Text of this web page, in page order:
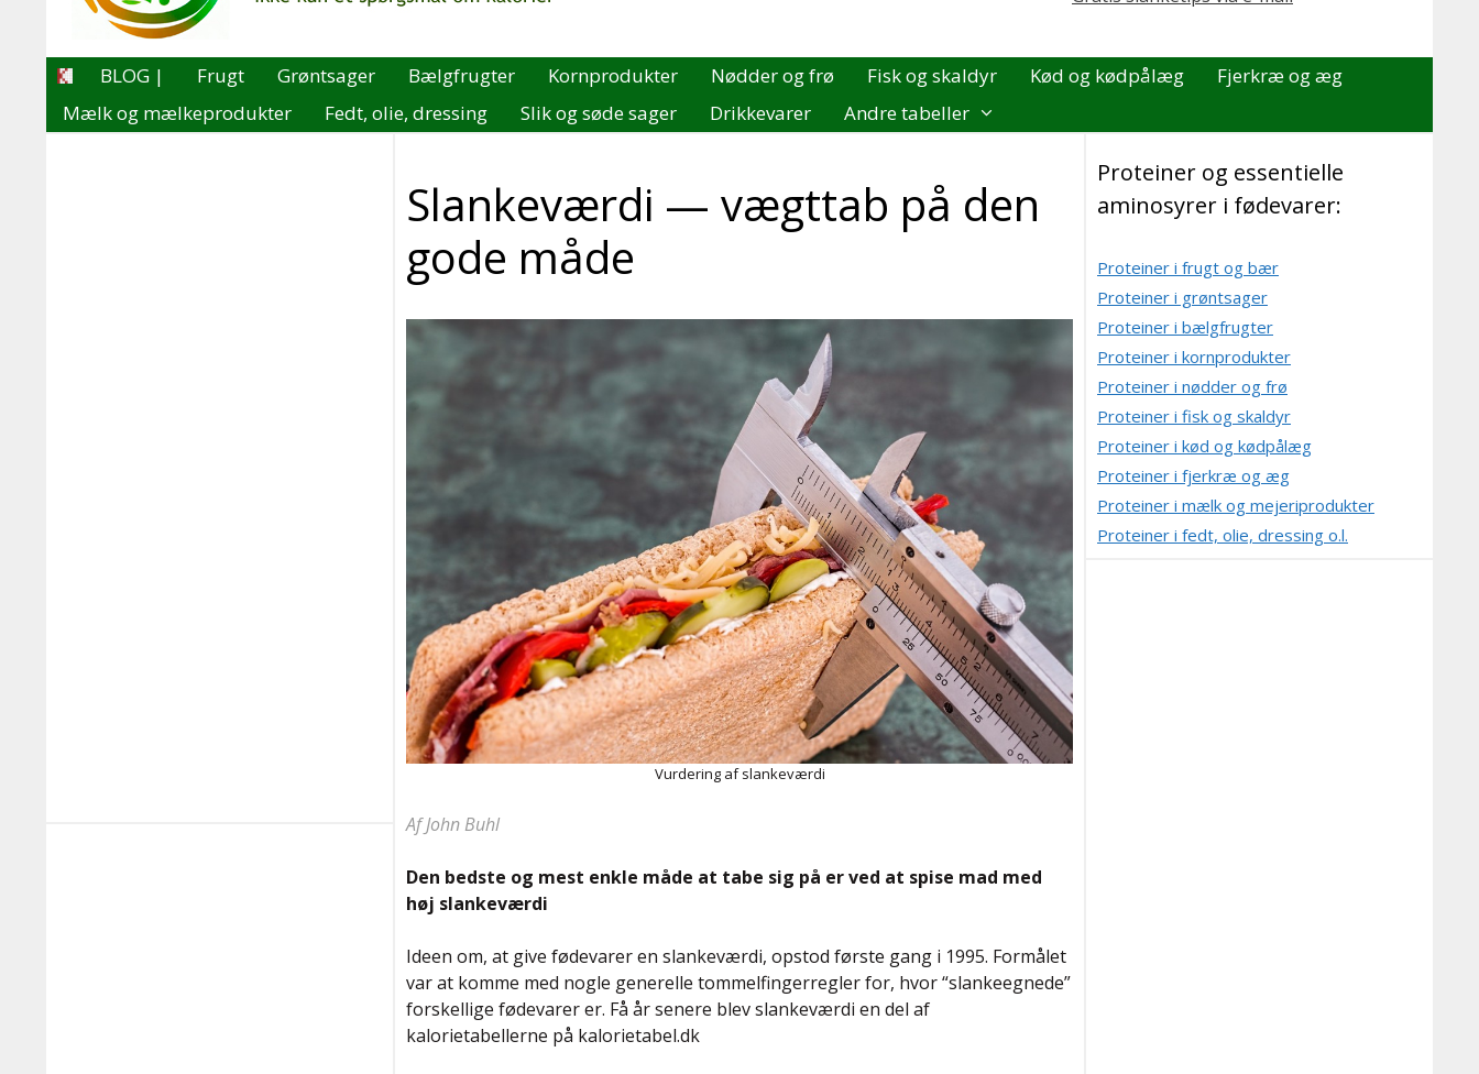
BLOG | Frugt Grøntsager Bælgfrugter Kornprodukter Nødder og frø Fisk og skaldyr Kød og kødpålæg
Fjerkræ og æg
Mælk og mælkeprodukter
Fedt, olie, dressing Slik og søde sager Drikkevarer Andre tabeller
Slankeværdi — vægttab på den
gode måde
Vurdering af slankeværdi
Af John Buhl
Den bedste og mest enkle måde at tabe sig på er ved at spise mad med
høj slankeværdi
Ideen om, at give fødevarer en slankeværdi, opstod første gang i 1995. Formålet
var at komme med nogle generelle tommelfingerregler for, hvor “slankeegnede”
forskellige fødevarer er. Få år senere blev slankeværdi en del af
kalorietabellerne på kalorietabel.dk
Proteiner og essentielle
aminosyrer i fødevarer:
Proteiner i frugt og bær
Proteiner i grøntsager
Proteiner i bælgfrugter
Proteiner i kornprodukter
Proteiner i nødder og frø
Proteiner i fisk og skaldyr
Proteiner i kød og kødpålæg
Proteiner i fjerkræ og æg
Proteiner i mælk og mejeriprodukter
Proteiner i fedt, olie, dressing o.l.